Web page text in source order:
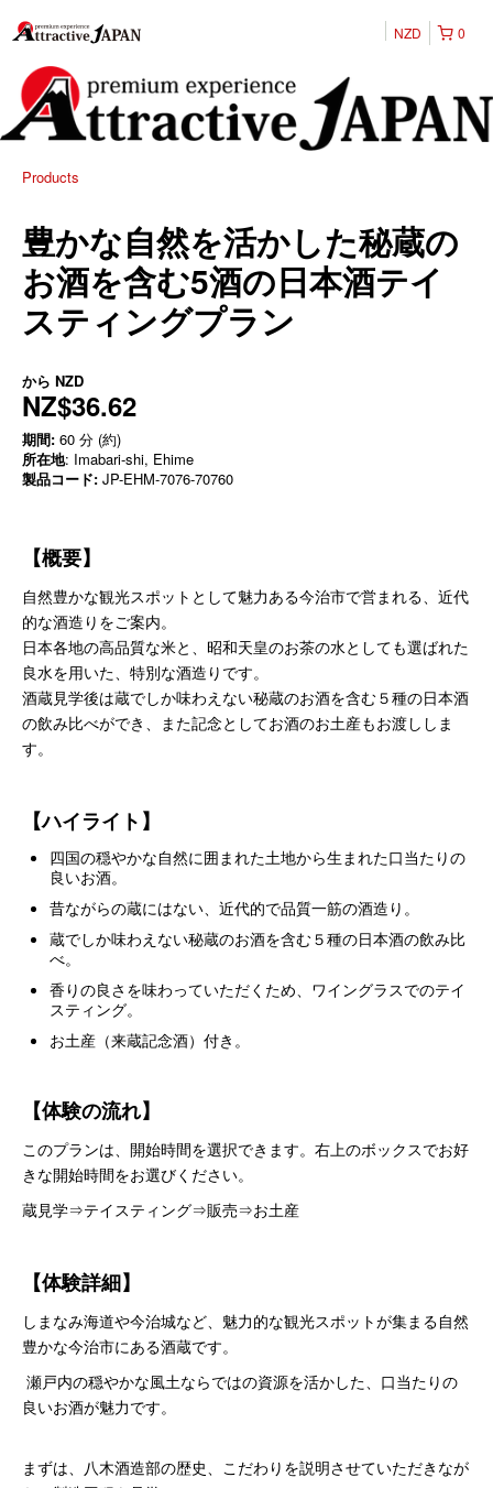
0
NZD
Products
豊かな自然を活かした秘蔵の
お酒を含む5酒の日本酒テイ
スティングプラン
から NZD
NZ$36.62
期間: 60 分 (約)
所在地: Imabari-shi, Ehime
製品コード: JP-EHM-7076-70760
【概要】
自然豊かな観光スポットとして魅力ある今治市で営まれる、近代
的な酒造りをご案内。
日本各地の高品質な米と、昭和天皇のお茶の水としても選ばれた
良水を用いた、特別な酒造りです。
酒蔵見学後は蔵でしか味わえない秘蔵のお酒を含む５種の日本酒
の飲み比べができ、また記念としてお酒のお土産もお渡ししま
す。
【ハイライト】
四国の穏やかな自然に囲まれた土地から生まれた口当たりの
良いお酒。
昔ながらの蔵にはない、近代的で品質一筋の酒造り。
蔵でしか味わえない秘蔵のお酒を含む５種の日本酒の飲み比
べ。
香りの良さを味わっていただくため、ワイングラスでのテイ
スティング。
お土産（来蔵記念酒）付き。
【体験の流れ】
このプランは、開始時間を選択できます。右上のボックスでお好
きな開始時間をお選びください。
蔵見学⇒テイスティング⇒販売⇒お土産
【体験詳細】
しまなみ海道や今治城など、魅力的な観光スポットが集まる自然
豊かな今治市にある酒蔵です。
瀬戸内の穏やかな風土ならではの資源を活かした、口当たりの
良いお酒が魅力です。
まずは、八木酒造部の歴史、こだわりを説明させていただきなが